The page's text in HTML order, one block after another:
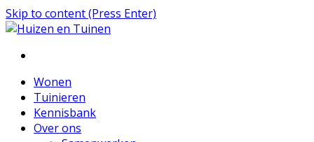
Skip to content (Press Enter)
Huizen en Tuinen
Inspiratie voor wonen en tuinieren
Wonen
Tuinieren
Kennisbank
Over ons